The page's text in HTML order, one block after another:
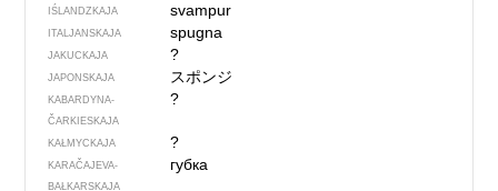
IŚLANDZKAJA svampur
ITALJANSKAJA spugna
JAKUCKAJA ?
JAPONSKAJA スポンジ
KABARDYNA-
ČARKIESKAJA
?
KAŁMYCKAJA ?
KARAČAJEVA-
BAŁKARSKAJA
губка